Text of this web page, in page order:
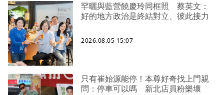
罕曬與藍營饒慶玲同框照 蔡英文：
好的地方政治是終結對立、彼此接力
2026.08.05 15:07
只有崔始源能停！本尊好奇找上門親
問：停車可以嗎 新北店員粉樂壞